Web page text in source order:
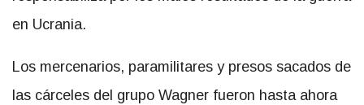
en Ucrania.
Los mercenarios, paramilitares y presos sacados de
las cárceles del grupo Wagner fueron hasta ahora